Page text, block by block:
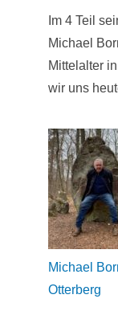
Im 4 Teil
Michael
Mittelalter
wir uns
Michael
Otterberg